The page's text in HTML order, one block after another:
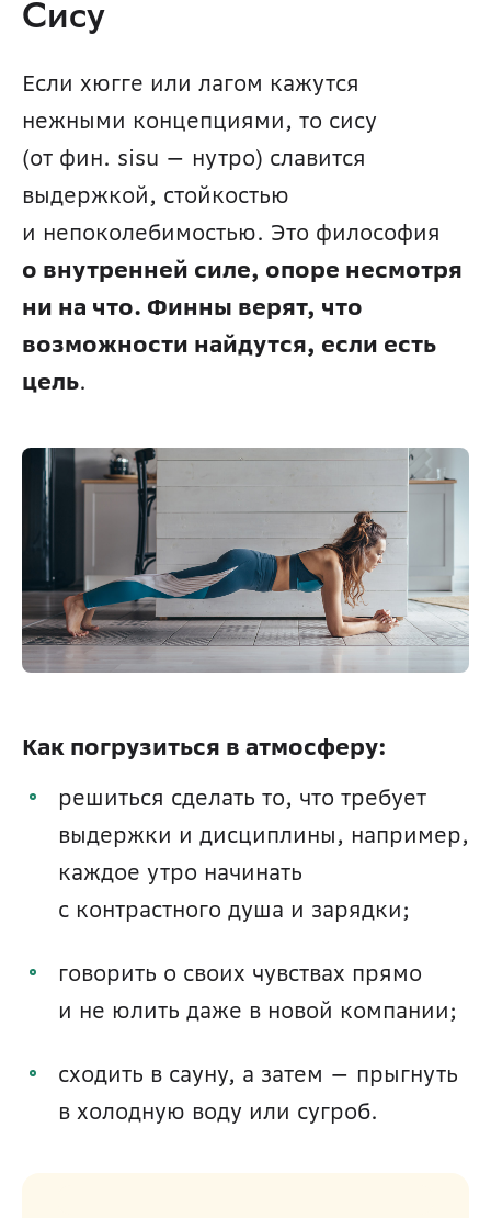
Сису
Если хюгге или лагом кажутся
нежными концепциями, то сису
(от фин. sisu — нутро) славится
выдержкой, стойкостью
о внутренней силе, опоре несмотря
ни на что. Финны верят, что
возможности найдутся, если есть
цель.
Как погрузиться в атмосферу:
решиться сделать то, что требует
выдержки и дисциплины, например,
каждое утро начинать
с контрастного душа и зарядки;
говорить о своих чувствах прямо
и не юлить даже в новой компании;
сходить в сауну, а затем — прыгнуть
в холодную воду или сугроб.